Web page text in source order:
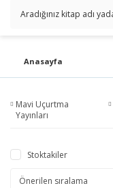
Anasayfa
Mavi Uçurtma
Yayınları
Stoktakiler